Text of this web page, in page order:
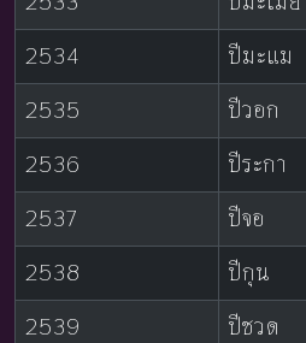
2534
ปีมะแม
2535
ปีวอก
2536
ปีระกา
2537
ปีจอ
2538
ปีกุน
2539
ปีชวด